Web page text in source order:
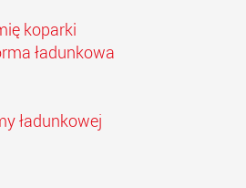
koparki
ładunkowa
ładunkowej